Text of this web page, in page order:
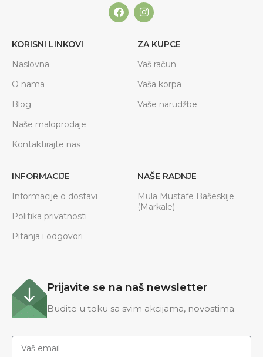
KORISNI LINKOVI
Naslovna
O nama
Blog
Naše maloprodaje
Kontaktirajte nas
ZA KUPCE
Vaš račun
Vaša korpa
Vaše narudžbe
INFORMACIJE
Informacije o dostavi
Politika privatnosti
Pitanja i odgovori
NAŠE RADNJE
Mula Mustafe Bašeskije
(Markale)
Prijavite se na naš newsletter
Budite u toku sa svim akcijama, novostima.